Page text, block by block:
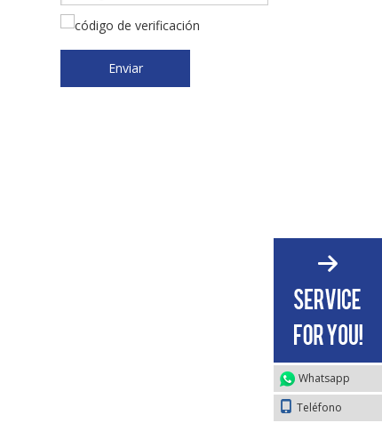
Enviar
Whatsapp
Teléfono